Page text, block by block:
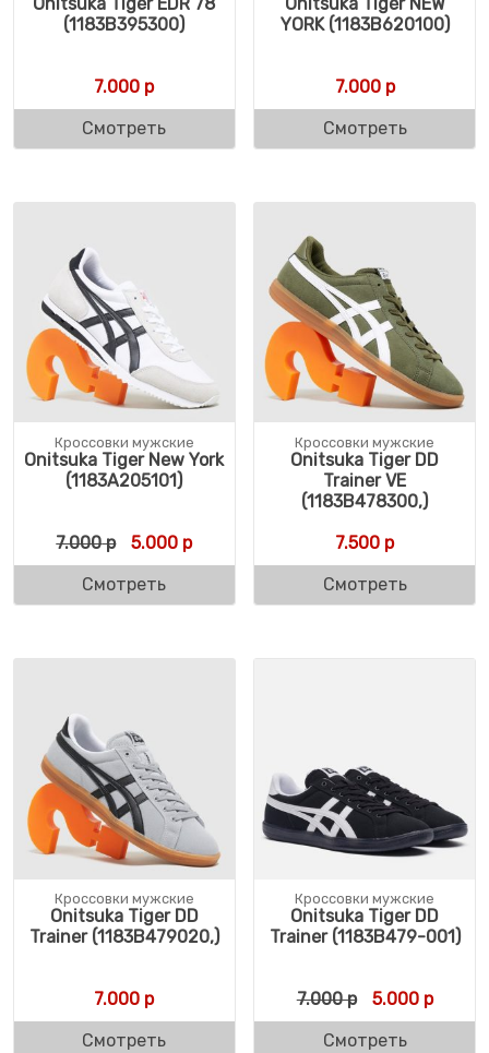
(1183B395300)
7.000 р
Смотреть
YORK (1183B620100)
7.000р
Смотреть
Кроссовки мужские
Onitsuka Tiger New York
(1183A205101)
7.000р Первоначальная цена составляла 7.000 р.
5.000 рТекущая цена: 5.000 р.
Смотреть
Кроссовки мужские
Onitsuka Tiger DD
Trainer VE
(1183B478300,)
7.500 р
Смотреть
Кроссовки мужские
Onitsuka Tiger DD
Trainer (1183B479020,)
7.000 р
Смотреть
Кроссовки мужские
Onitsuka Tiger DD
Trainer (1183B479-001)
7.000р 5.000р
Смотреть